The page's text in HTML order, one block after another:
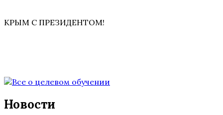
КРЫМ С ПРЕЗИДЕНТОМ!
Новости